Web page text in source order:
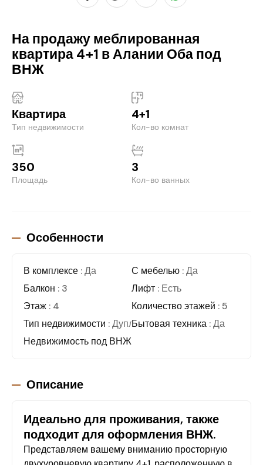
На продажу меблированная
квартира 4+1 в Алании Оба под
ВНЖ
Квартира
Тип недвижимости
4+1
Кол-во комнат
350
Площадь
3
Кол-во ванных
Особенности
В комплексе : Да С мебелью : Да
Балкон : 3 Лифт : Есть
Этаж : 4 Количество этажей : 5
Тип недвижимости : ДуплексБытовая техника : Да
Недвижимость под ВНЖ
Описание
Идеально для проживания, также
подходит для оформления ВНЖ.
Представляем вашему вниманию просторную